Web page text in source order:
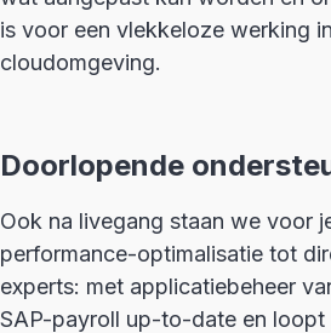
is voor een vlekkeloze werking
cloudomgeving.
Doorlopende
Ook na livegang staan we voor
performance-optimalisatie tot
experts: met applicatiebeheer
SAP-payroll up-to-date en loopt